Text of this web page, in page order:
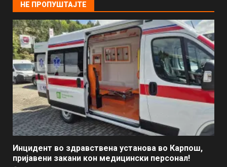
НЕ ПРОПУШТАЈТЕ
Инцидент во здравствена установа во Карпош,
пријавени закани кон медицински персонал!